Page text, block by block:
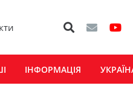
ІНФОРМАЦІЯ